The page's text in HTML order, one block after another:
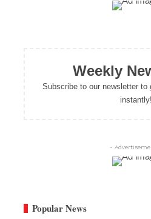
Weekly
Subscribe to our newsletter to
instantly!
-
Popular News